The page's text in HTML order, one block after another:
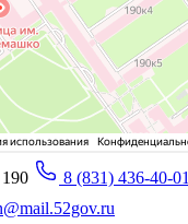
8 (831) 436-40-01